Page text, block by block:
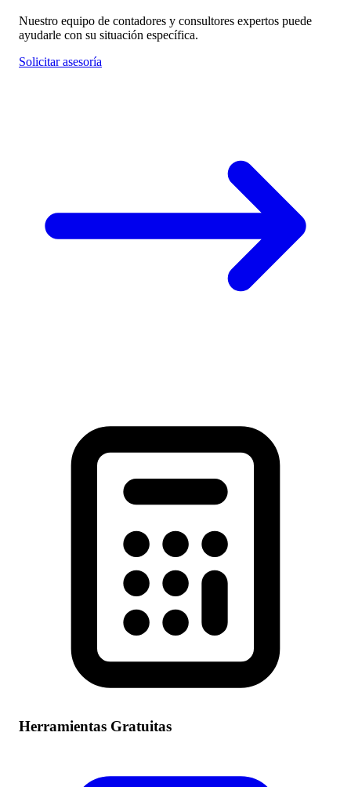
Nuestro equipo de contadores y consultores expertos puede
ayudarle con su situación específica.
Solicitar asesoría
Herramientas Gratuitas